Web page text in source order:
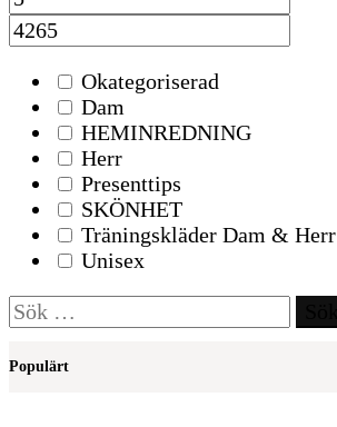
Okategoriserad
Dam
HEMINREDNING
Herr
Presenttips
SKÖNHET
Träningskläder Dam & Herr
Unisex
Sök
efter:
Populärt